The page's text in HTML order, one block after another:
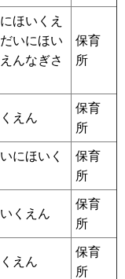
ほいくえ
いにほい
んなぎさ
保育
所
えん
保育
所
にほいく
保育
所
くえん
保育
所
えん
保育
所